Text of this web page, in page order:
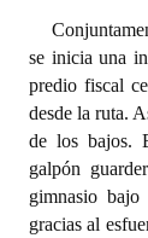
Datos
Premio al
Audiencias
Mujeres que
Periodistas
se inicia una
predio fiscal
desde la ruta.
de los bajos.
galpón
gimnasio
gracias al